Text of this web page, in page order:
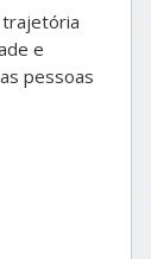
trajetória
e
pessoas